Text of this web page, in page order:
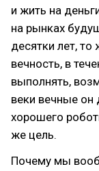
и жить на
на рынках
десятки лет,
вечность, в
выполнять,
веки вечные он
хорошего
же цель.
Почему мы